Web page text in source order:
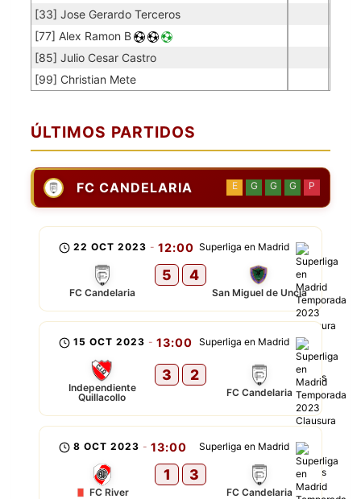
[33] Jose Gerardo Terceros
[77] Alex Ramon B
[85] Julio Cesar Castro
[99] Christian Mete
ÚLTIMOS PARTIDOS
FC CANDELARIA E G G G P
Superliga en Madrid
22 OCT 2023 - 12:00
FC Candelaria
5 4
San Miguel de Uncia
Superliga en Madrid
15 OCT 2023 - 13:00
Independiente
Quillacollo
3 2
FC Candelaria
Superliga en Madrid
8 OCT 2023 - 13:00
FC River
1 3
FC Candelaria